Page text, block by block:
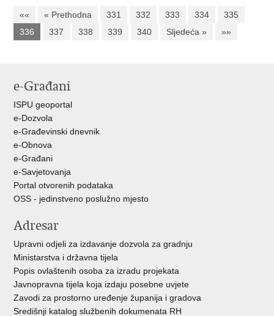
«« « Prethodna 331 332 333 334
335
336
337 338 339 340 Sljedeća » »»
e-Građani
ISPU geoportal
e-Dozvola
e-Građevinski dnevnik
e-Obnova
e-Građani
e-Savjetovanja
Portal otvorenih podataka
OSS - jedinstveno poslužno mjesto
Adresar
Upravni odjeli za izdavanje dozvola za gradnju
Ministarstva i državna tijela
Popis ovlaštenih osoba za izradu projekata
Javnopravna tijela koja izdaju posebne uvjete
Zavodi za prostorno uređenje županija i gradova
Središnji katalog službenih dokumenata RH